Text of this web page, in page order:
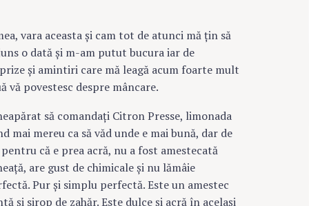
vara aceasta şi cam tot de atunci mă ţin să
o dată şi m-am putut bucura iar de
şi amintiri care mă leagă acum foarte mult
vă povestesc despre mâncare.
să comandaţi Citron Presse, limonada
mai mereu ca să văd unde e mai bună, dar de
că e prea acră, nu a fost amestecată
are gust de chimicale şi nu lămâie
Pur şi simplu perfectă. Este un amestec
şi sirop de zahăr. Este dulce şi acră în acelaşi